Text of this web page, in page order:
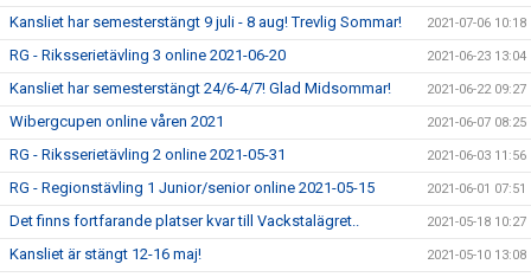
Kansliet har semesterstängt 9 juli - 8 aug! Trevlig Sommar! 2021-07-06 10:18
RG - Riksserietävling 3 online 2021-06-20 2021-06-23 13:04
Kansliet har semesterstängt 24/6-4/7! Glad Midsommar! 2021-06-22 09:27
Wibergcupen online våren 2021 2021-06-07 08:25
RG - Riksserietävling 2 online 2021-05-31 2021-06-03 11:56
RG - Regionstävling 1 Junior/senior online 2021-05-15 2021-06-01 07:51
Det finns fortfarande platser kvar till Vackstalägret.. 2021-05-18 10:27
Kansliet är stängt 12-16 maj! 2021-05-10 13:08